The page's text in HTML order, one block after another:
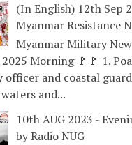
(In English) 12th Sep
Myanmar Resistance
Myanmar Military
2025 Morning 🚩🚩 1.
officer and coastal
and...
10th AUG 2023 -
by Radio NUG